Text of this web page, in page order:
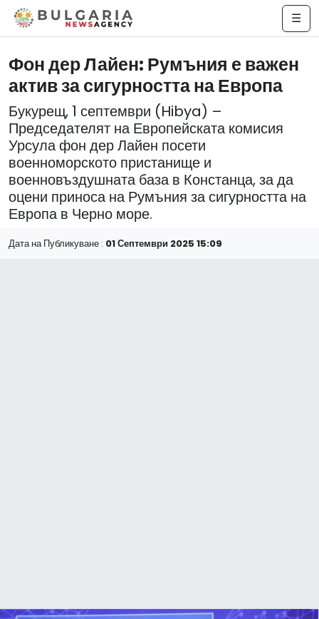
☰
Фон дер Лайен: Румъния е важен
актив за сигурността на Европа
Букурещ, 1 септември (Hibya) –
Председателят на Европейската комисия
Урсула фон дер Лайен посети
военноморското пристанище и
военновъздушната база в Констанца, за да
оцени приноса на Румъния за сигурността на
Европа в Черно море.
Дата на Публикуване : 01 Септември 2025 15:09